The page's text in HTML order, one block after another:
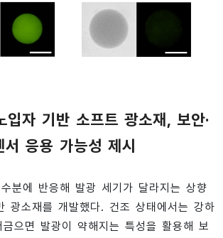
입자 기반 소프트 광소재, 보안·
서 응용 가능성 제시
분에 반응해 발광 세기가 달라지는 상향
광소재를 개발했다. 건조 상태에서는 강하
으면 발광이 약해지는 특성을 활용해 보